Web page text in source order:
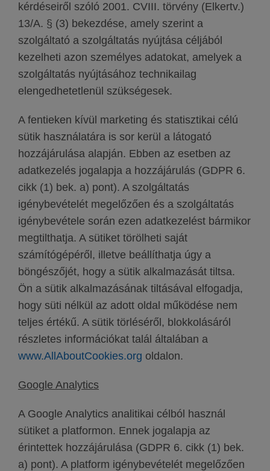
kérdéseiről szóló 2001. CVIII. törvény (Elkertv.)
13/A. § (3) bekezdése, amely szerint a
szolgáltató a szolgáltatás nyújtása céljából
kezelheti azon személyes adatokat, amelyek a
szolgáltatás nyújtásához technikailag
elengedhetetlenül szükségesek.
A fentieken kívül marketing és statisztikai célú
sütik használatára is sor kerül a látogató
hozzájárulása alapján. Ebben az esetben az
adatkezelés jogalapja a hozzájárulás (GDPR 6.
cikk (1) bek. a) pont). A szolgáltatás
igénybevételét megelőzően és a szolgáltatás
igénybevétele során ezen adatkezelést bármikor
megtilthatja. A sütiket törölheti saját
számítógépéről, illetve beállíthatja úgy a
böngészőjét, hogy a sütik alkalmazását tiltsa.
Ön a sütik alkalmazásának tiltásával elfogadja,
hogy süti nélkül az adott oldal működése nem
teljes értékű. A sütik törléséről, blokkolásáról
részletes információkat talál általában a
www.AllAboutCookies.org oldalon.
Google Analytics
A Google Analytics analitikai célból használ
sütiket a platformon. Ennek jogalapja az
érintettek hozzájárulása (GDPR 6. cikk (1) bek.
a) pont). A platform igénybevételét megelőzően